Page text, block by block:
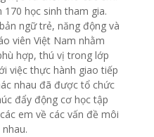
học sinh tham gia.
ngữ trẻ, năng động và
viên Việt Nam nhằm
hợp, thú vị trong lớp
việc thực hành giao tiếp
nhau đã được tổ chức
đẩy động cơ học tập
em về các vấn đề môi